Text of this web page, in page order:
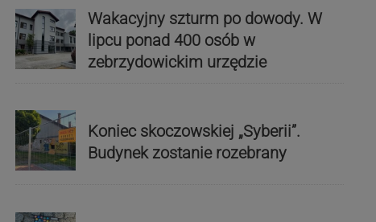
Wakacyjny szturm po dowody. W
lipcu ponad 400 osób w
zebrzydowickim urzędzie
Koniec skoczowskiej „Syberii”.
Budynek zostanie rozebrany